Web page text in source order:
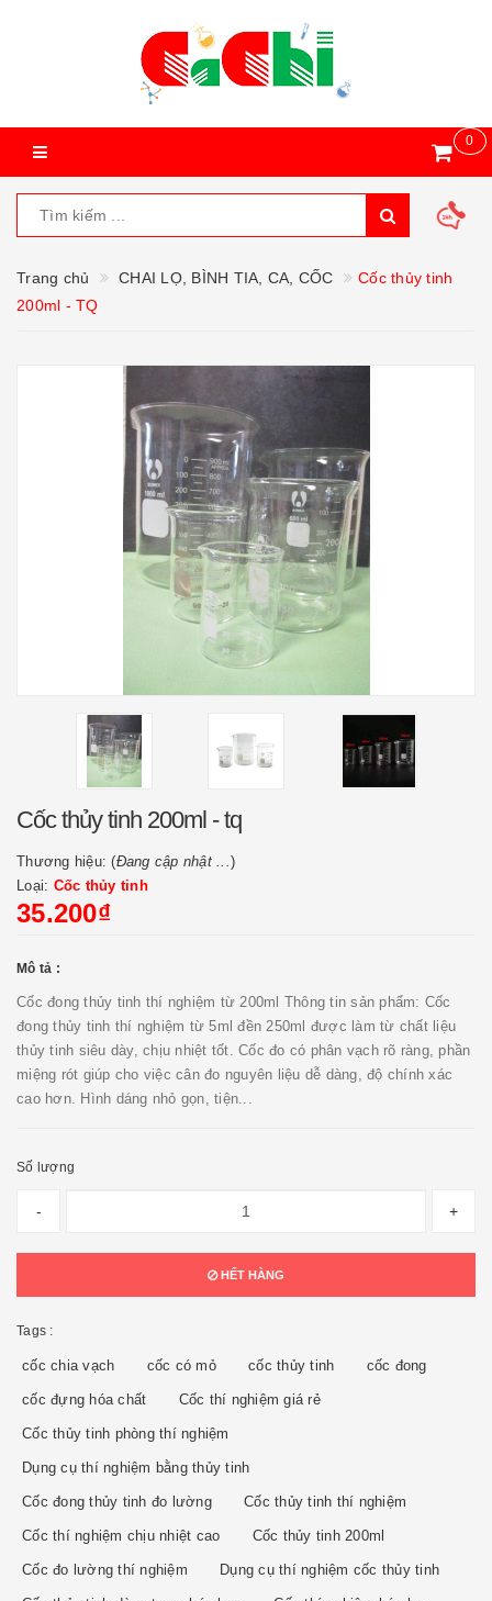
0
Trang chủ CHAI LỌ, BÌNH TIA, CA, CỐC
Cốc thủy tinh
200ml - TQ
Cốc thủy tinh 200ml - tq
Thương hiệu: (Đang cập nhật ...)
Loại: Cốc thủy tinh
35.200₫
Mô tả :
Cốc đong thủy tinh thí nghiệm từ 200ml Thông tin sản phẩm: Cốc
đong thủy tinh thí nghiệm từ 5ml đền 250ml được làm từ chất liệu
thủy tinh siêu dày, chịu nhiệt tốt. Cốc đo có phân vạch rõ ràng, phần
miệng rót giúp cho việc cân đo nguyên liệu dễ dàng, độ chính xác
cao hơn. Hình dáng nhỏ gọn, tiện...
Số lượng
- +
HẾT HÀNG
Tags :
cốc chia vạch cốc có mỏ cốc thủy tinh cốc đong
cốc đựng hóa chất Cốc thí nghiệm giá rẻ
Cốc thủy tinh phòng thí nghiệm
Dụng cụ thí nghiệm bằng thủy tinh
Cốc đong thủy tinh đo lường Cốc thủy tinh thí nghiệm
Cốc thí nghiệm chịu nhiệt cao Cốc thủy tinh 200ml
Cốc đo lường thí nghiệm Dụng cụ thí nghiệm cốc thủy tinh